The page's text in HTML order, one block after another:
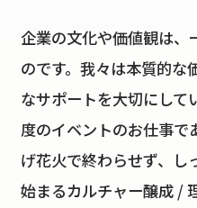
企業の文化や価値観は、
のです。我々は本質的な
なサポートを大切にして
度のイベントのお仕事で
げ花火で終わらせず、し
始まるカルチャー醸成 /